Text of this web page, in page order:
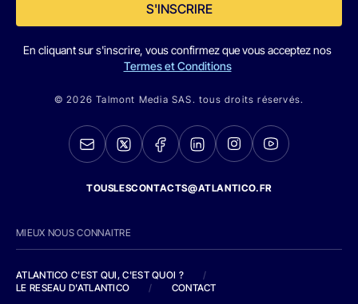
S'INSCRIRE
En cliquant sur s'inscrire, vous confirmez que vous acceptez nos
Termes et Conditions
© 2026 Talmont Media SAS. tous droits réservés.
TOUSLESCONTACTS@ATLANTICO.FR
MIEUX NOUS CONNAITRE
ATLANTICO C'EST QUI, C'EST QUOI ?
/
LE RESEAU D'ATLANTICO
/ CONTACT